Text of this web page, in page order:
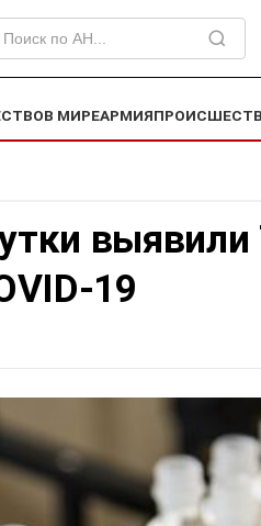
В МИРЕАРМИЯ
выявили
19